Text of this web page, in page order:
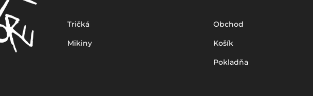
Tričká
Mikiny
Obchod
Košík
Pokladňa